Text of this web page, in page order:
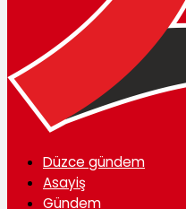
Düzce gündem
Asayiş
Gündem